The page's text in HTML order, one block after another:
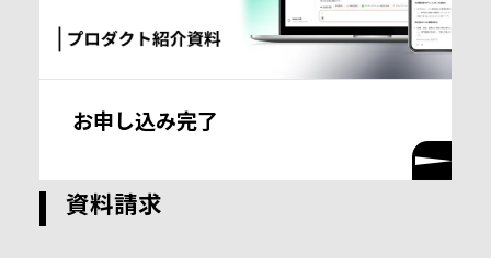
お申し込み完了
資料請求